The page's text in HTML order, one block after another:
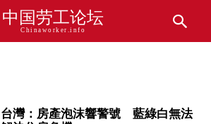
中国劳工论坛
Chinaworker.info
台灣：房產泡沫響警號 藍綠白無法